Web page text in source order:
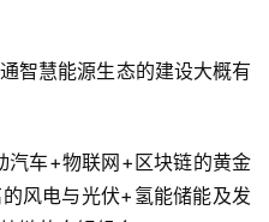
智慧能源生态的建设大概有
汽车+物联网+区块链的黄金
风电与光伏+氢能储能及发